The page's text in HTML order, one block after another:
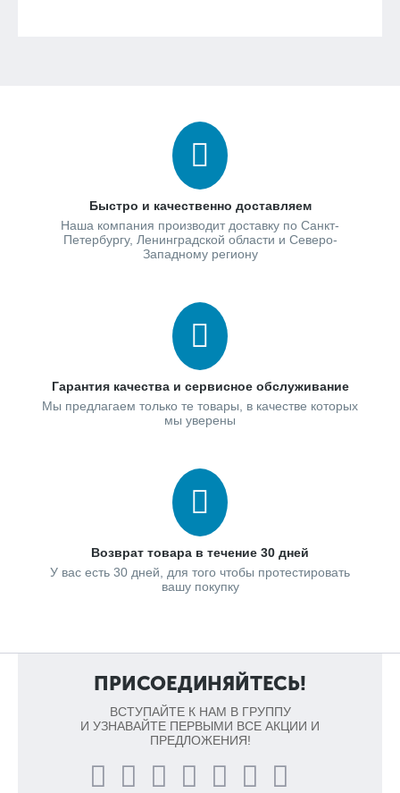
Быстро и качественно доставляем
Наша компания производит доставку по Санкт-
Петербургу, Ленинградской области и Северо-
Западному региону
Гарантия качества и сервисное обслуживание
Мы предлагаем только те товары, в качестве которых
мы уверены
Возврат товара в течение 30 дней
У вас есть 30 дней, для того чтобы протестировать
вашу покупку
ПРИСОЕДИНЯЙТЕСЬ!
ВСТУПАЙТЕ К НАМ В ГРУППУ
И УЗНАВАЙТЕ ПЕРВЫМИ ВСЕ АКЦИИ И
ПРЕДЛОЖЕНИЯ!